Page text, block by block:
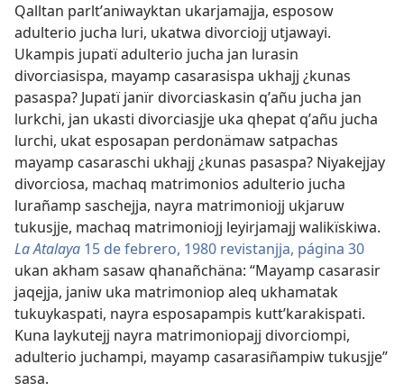
Qalltan parltʼaniwayktan ukarjamajja, esposow
adulterio jucha luri, ukatwa divorciojj utjawayi.
Ukampis jupatï adulterio jucha jan lurasin
divorciasispa, mayamp casarasispa ukhajj ¿kunas
pasaspa? Jupatï janïr divorciaskasin qʼañu jucha jan
lurkchi, jan ukasti divorciasjje uka qhepat qʼañu jucha
lurchi, ukat esposapan perdonämaw satpachas
mayamp casaraschi ukhajj ¿kunas pasaspa? Niyakejjay
divorciosa, machaq matrimonios adulterio jucha
lurañamp saschejja, nayra matrimoniojj ukjaruw
tukusjje, machaq matrimoniojj leyirjamajj walikïskiwa.
La Atalaya 15 de febrero, 1980 revistanjja, página 30
ukan akham sasaw qhanañchäna: “Mayamp casarasir
jaqejja, janiw uka matrimoniop aleq ukhamatak
tukuykaspati, nayra esposapampis kuttʼkarakispati.
Kuna laykutejj nayra matrimoniopajj divorciompi,
adulterio juchampi, mayamp casarasiñampiw tukusjje”
sasa.